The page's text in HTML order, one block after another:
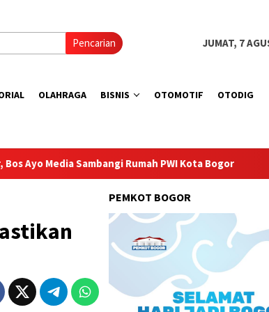
Pencarian JUMAT, 7
OLAHRAGA BISNIS OTOMOTIF OTODIG
Rumah PWI Kota Bogor Hadiri HUT ke-12
PEMKOT BOGOR